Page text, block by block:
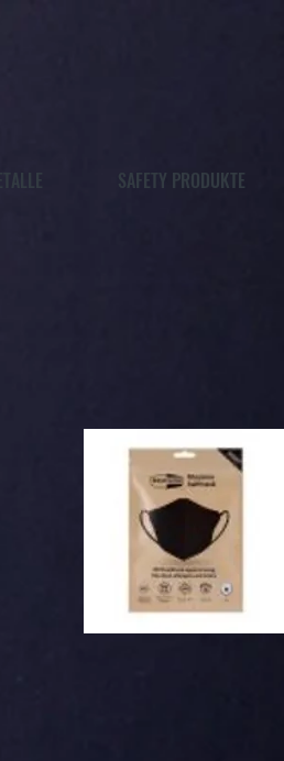
SAFETY PRODUKTE